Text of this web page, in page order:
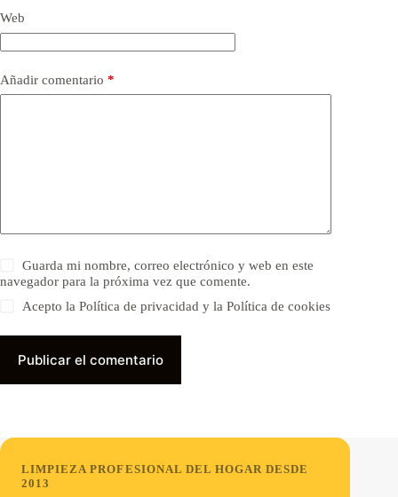
Web
Añadir comentario *
Guarda mi nombre, correo electrónico y web en este
navegador para la próxima vez que comente.
Acepto la Política de privacidad y la Política de cookies
Publicar el comentario
LIMPIEZA PROFESIONAL DEL HOGAR DESDE
2013